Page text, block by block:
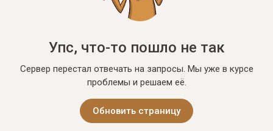
Упс, что-то пошло не так
Сервер перестал отвечать на запросы. Мы уже в курсе
проблемы и решаем её.
Обновить страницу